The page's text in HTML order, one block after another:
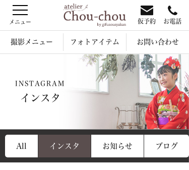
仮予約 お電話
撮影メニュー フォトアイテム お問い合わせ
INSTAGRAM
インスタ
All インスタ お知らせ ブログ